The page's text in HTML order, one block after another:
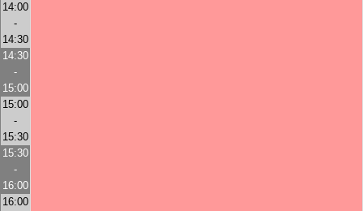
14:00
-
14:30
14:30
-
15:00
15:00
-
15:30
15:30
-
16:00
16:00